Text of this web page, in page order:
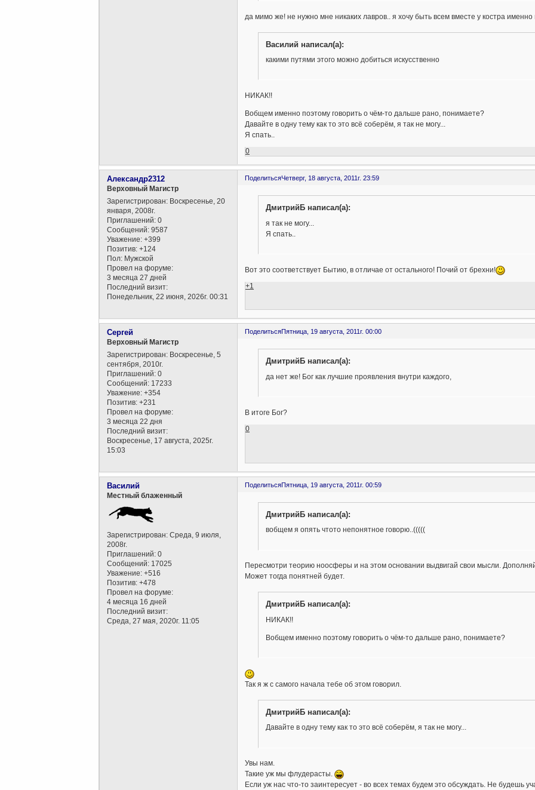
да мимо же! не нужно мне никаких лавров.. я хочу быть всем вместе у костра
Василий написал(а):
какими путями этого можно добиться искусственно
НИКАК!!
Вобщем именно поэтому говорить о чём-то дальше рано, понимаете?
Давайте в одну тему как то это всё соберём, я так не могу...
Я спать..
0
ПоделитьсяЧетверг, 18 августа, 2011г. 23:59
Александр2312
Верховный Магистр
Зарегистрирован: Воскресенье, 20
января, 2008г.
Приглашений: 0
Сообщений: 9587
Уважение: +399
Позитив: +124
Пол: Мужской
Провел на форуме:
3 месяца 27 дней
Последний визит:
Понедельник, 22 июня, 2026г. 00:31
ДмитрийБ написал(а):
я так не могу...
Я спать..
Вот это соответствует Бытию, в отличае от остального! Почий от брехни!
+1
ПоделитьсяПятница, 19 августа, 2011г. 00:00
Сергей
Верховный Магистр
Зарегистрирован: Воскресенье, 5
сентября, 2010г.
Приглашений: 0
Сообщений: 17233
Уважение: +354
Позитив: +231
Провел на форуме:
3 месяца 22 дня
Последний визит:
Воскресенье, 17 августа, 2025г.
15:03
ДмитрийБ написал(а):
да нет же! Бог как лучшие проявления внутри каждого,
В итоге Бог?
0
ПоделитьсяПятница, 19 августа, 2011г. 00:59
Василий
Местный блаженный
Зарегистрирован: Среда, 9 июля,
2008г.
Приглашений: 0
Сообщений: 17025
Уважение: +516
Позитив: +478
Провел на форуме:
4 месяца 16 дней
Последний визит:
Среда, 27 мая, 2020г. 11:05
ДмитрийБ написал(а):
вобщем я опять чтото непонятное говорю..(((((
Пересмотри теорию ноосферы и на этом основании выдвигай свои мысли.
Может тогда понятней будет.
ДмитрийБ написал(а):
НИКАК!!
Вобщем именно поэтому говорить о чём-то дальше рано, понимаете?
Так я ж с самого начала тебе об этом говорил.
ДмитрийБ написал(а):
Давайте в одну тему как то это всё соберём, я так не могу...
Увы нам.
Такие уж мы флудерасты.
Если уж нас что-то заинтересует - во всех темах будем это обсуждать. Не будешь